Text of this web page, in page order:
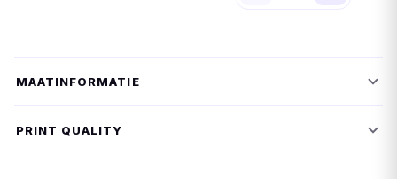
MAATINFORMATIE
PRINT QUALITY